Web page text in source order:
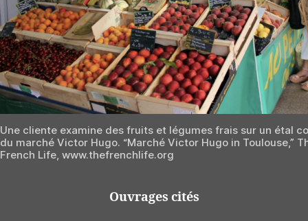
Une cliente examine des fruits et légumes frais sur un étal
du marché Victor Hugo. “Marché Victor Hugo in Toulouse,”
French Life, www.thefrenchlife.org
Ouvrages cités